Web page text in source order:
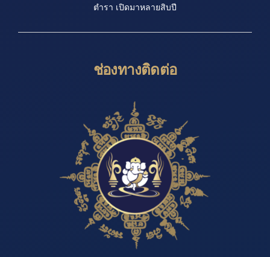
ตำรา เปิดมาหลายสิบปี
ช่องทางติดต่อ